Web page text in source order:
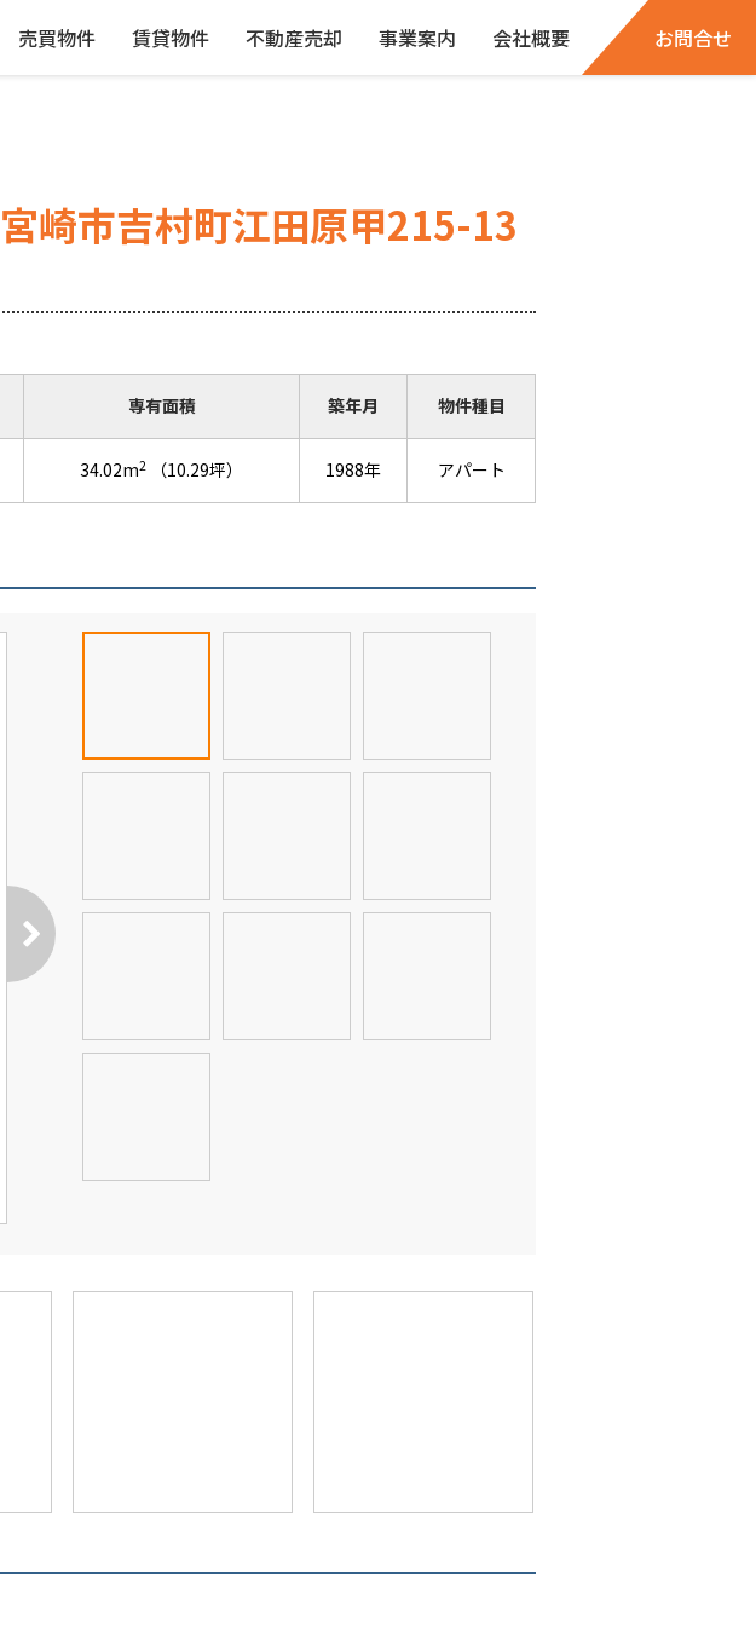
売買物件 賃貸物件 不動産売却 事業案内 会社概要 お問合せ
宮崎市吉村町江田原甲215-13
専有面積 築年月 物件種目
34.02m2 （10.29坪） 1988年 アパート